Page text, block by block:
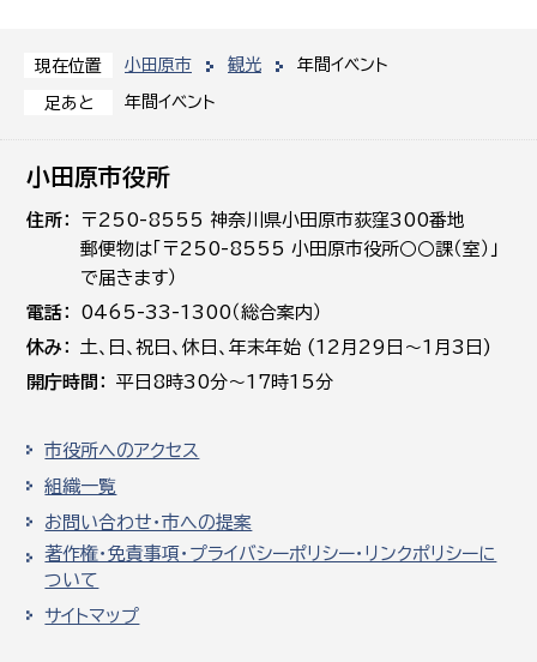
現在位置 小田原市 観光 年間イベント
足あと 年間イベント
小田原市役所
住所
〒250-8555 神奈川県小田原市荻窪300番地
郵便物は「〒250-8555 小田原市役所○○課（室）」
で届きます）
電話
0465-33-1300（総合案内）
休み
土､日､祝日、休日、年末年始 (12月29日～1月3日)
開庁時間
平日8時30分～17時15分
市役所へのアクセス
組織一覧
お問い合わせ・市への提案
著作権・免責事項・プライバシーポリシー・リンクポリシーに
ついて
サイトマップ